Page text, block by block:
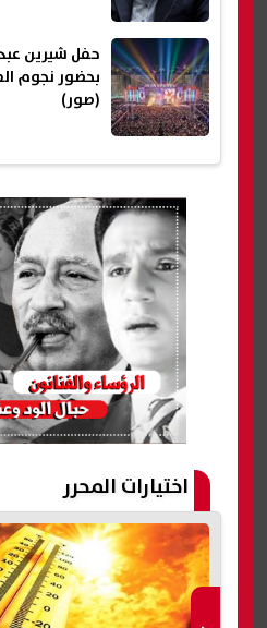
حفل شيرين
بحضور نجوم
(صور)
اختيارات المحرر